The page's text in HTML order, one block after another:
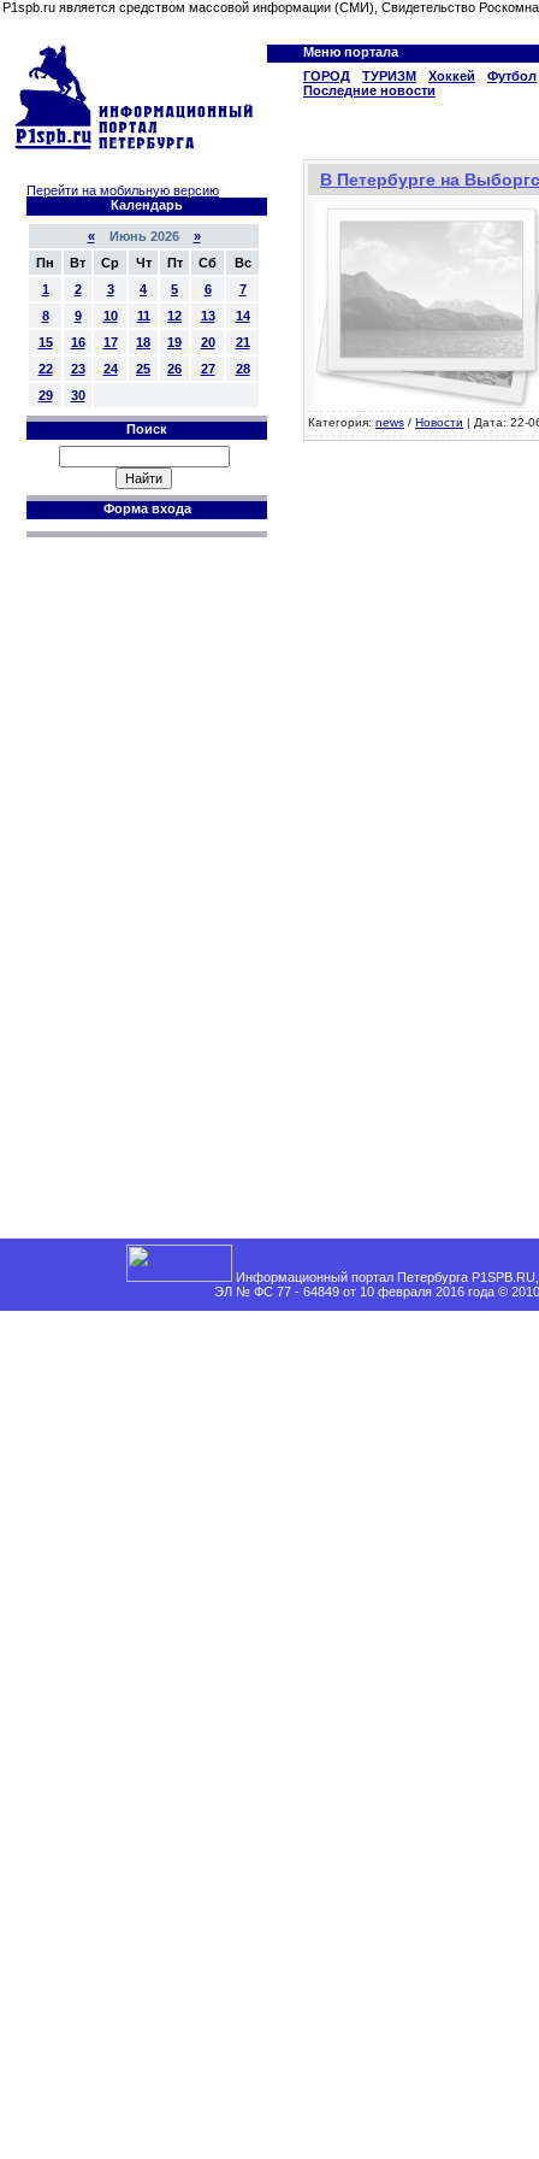
P1spb.ru является средством массовой информации (СМИ), Свидетельство
Меню портала
ГОРОД
ТУРИЗМ Хоккей
Футбол
Последние новости
Перейти на мобильную версию
Календарь
«Июнь 2026 »
Пн
Вт Ср Чт Пт Сб
Вс
1
2 3 4 5 6
7
8
9 10 11 12 13
14
15
16 17 18 19 20
21
22
23 24 25 26 27
28
29
30
Поиск
Форма входа
В Петербурге на
Категория: news / Новости | Дата: 22-
Информационный портал Петербурга
ЭЛ № ФС 77 - 64849 от 10 февраля 2016 года ©